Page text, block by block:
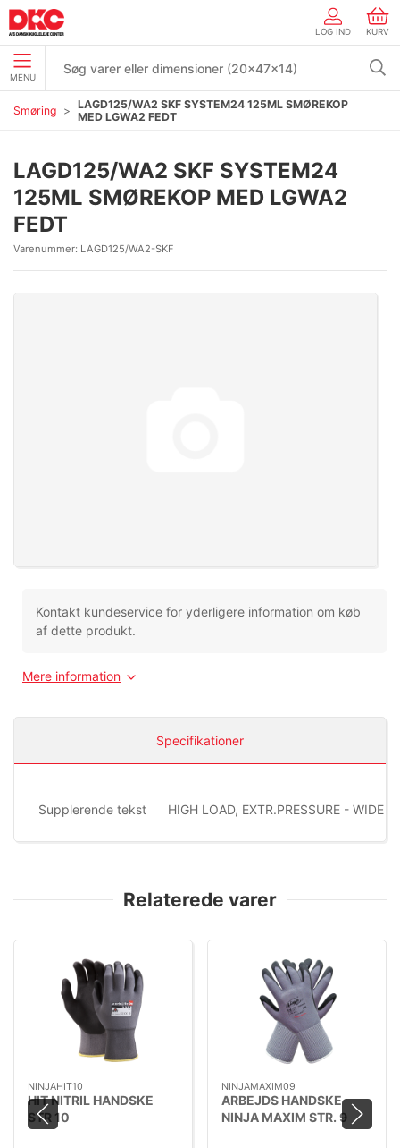
LOG IND KURV
MENU
Smøring
LAGD125/WA2 SKF SYSTEM24 125ML SMØREKOP
MED LGWA2 FEDT
LAGD125/WA2 SKF SYSTEM24
125ML SMØREKOP MED LGWA2
FEDT
Varenummer: LAGD125/WA2-SKF
Kontakt kundeservice for yderligere information om køb
af dette produkt.
Mere information
Specifikationer
Supplerende tekst HIGH LOAD, EXTR.PRESSURE - WIDE
Relaterede varer
NINJAHIT10
HIT NITRIL HANDSKE
STR 10
NINJAMAXIM09
ARBEJDS HANDSKE
NINJA MAXIM STR. 9